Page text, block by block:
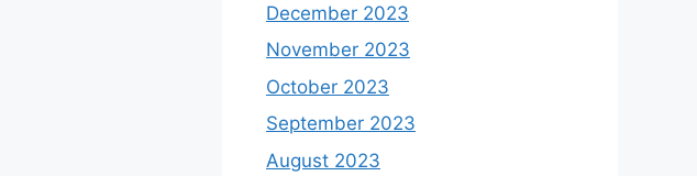
December 2023
November 2023
October 2023
September 2023
August 2023